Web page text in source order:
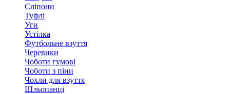
Сліпони
Туфлі
Уги
Устілка
Футбольне взуття
Черевики
Чоботи гумові
Чоботи з піни
Чохли для взуття
Шльопанці